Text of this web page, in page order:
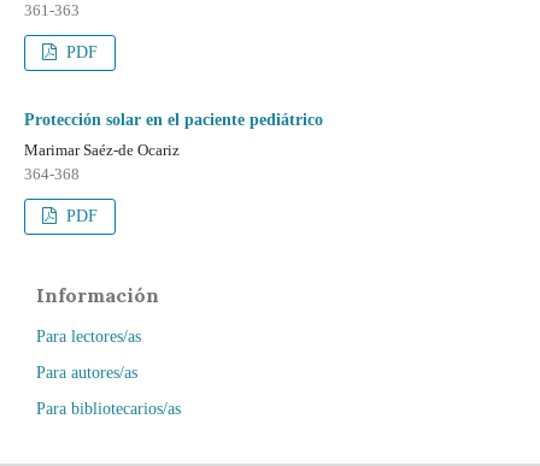
361-363
PDF
Protección solar en el paciente pediátrico
Marimar Saéz-de Ocariz
364-368
PDF
Información
Para lectores/as
Para autores/as
Para bibliotecarios/as